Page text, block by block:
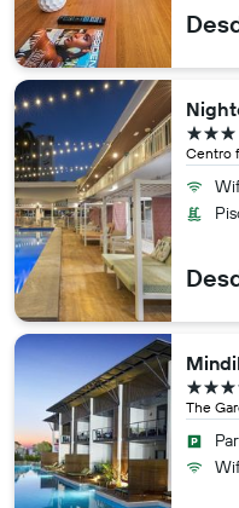
Centro
3
The
5